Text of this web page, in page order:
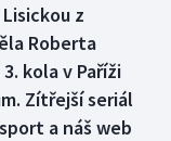
z
Roberta
kola v Paříži
Zítřejší seriál
a náš web